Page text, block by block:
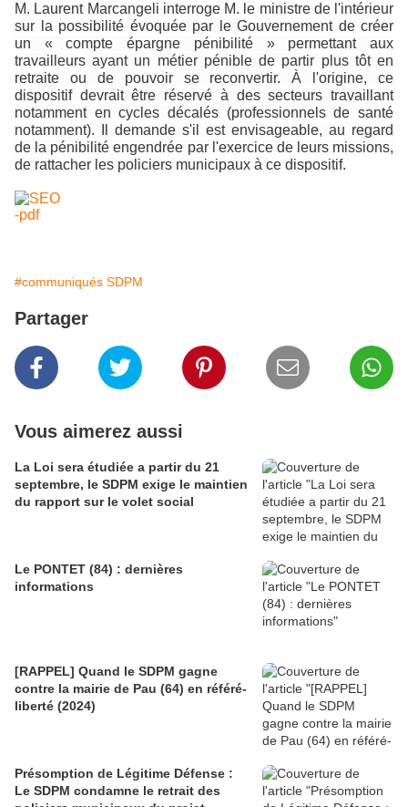
M. Laurent Marcangeli interroge M. le ministre de l'intérieur
sur la possibilité évoquée par le Gouvernement de créer
un « compte épargne pénibilité » permettant aux
travailleurs ayant un métier pénible de partir plus tôt en
retraite ou de pouvoir se reconvertir. À l'origine, ce
dispositif devrait être réservé à des secteurs travaillant
notamment en cycles décalés (professionnels de santé
notamment). Il demande s'il est envisageable, au regard
de la pénibilité engendrée par l'exercice de leurs missions,
de rattacher les policiers municipaux à ce dispositif.
#communiqués SDPM
Partager
Vous aimerez aussi
La Loi sera étudiée a partir du 21
septembre, le SDPM exige le maintien
du rapport sur le volet social
Le PONTET (84) : dernières
informations
[RAPPEL] Quand le SDPM gagne
contre la mairie de Pau (64) en référé-
liberté (2024)
Présomption de Légitime Défense :
Le SDPM condamne le retrait des